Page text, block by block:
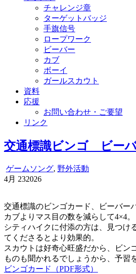
チャレンジ章
ターゲットバッジ
手旗信号
ロープワーク
ビーバー
カブ
ボーイ
ガールスカウト
資料
応援
お問い合わせ・ご要望
リンク
交通標識ビンゴ ビー
ゲームソング, 野外活動
4月 232026
交通標識のビンゴカード、ビーバー
カブよりマス目の数を減らして4×4。
シティハイクに付添の方は、見つけ
てくださるとより効果的。
スカウトは好奇心旺盛だから、ビン
ものも聞かれるでしょうから、予習
ビンゴカード（PDF形式）